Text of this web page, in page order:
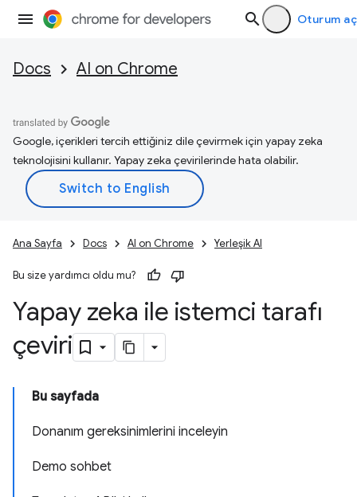
Oturum aç
Docs AI on Chrome
Google, içerikleri tercih ettiğiniz dile çevirmek için yapay zeka
teknolojisini kullanır. Yapay zeka çevirilerinde hata olabilir.
Ana Sayfa Docs AI on Chrome Yerleşik AI
Bu size yardımcı oldu mu?
Yapay zeka ile istemci tarafı
çeviri
Bu sayfada
Donanım gereksinimlerini inceleyin
Demo sohbet